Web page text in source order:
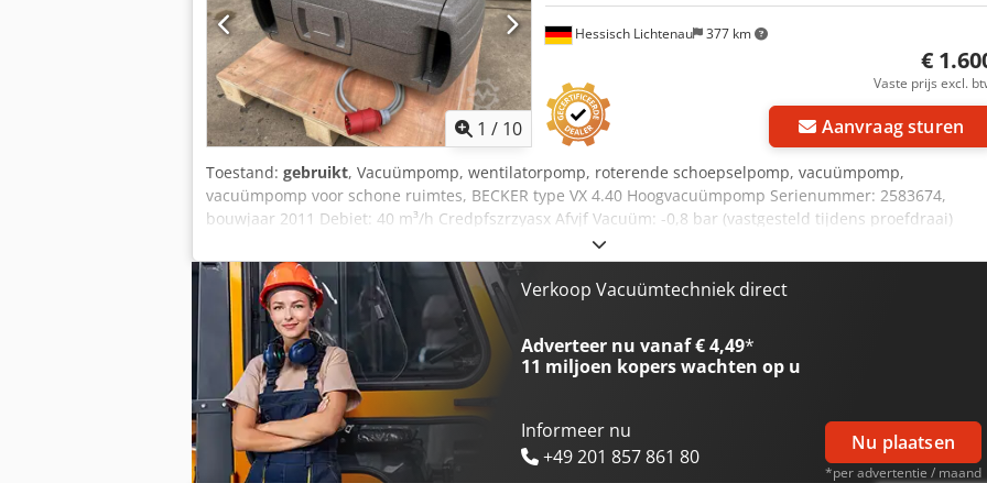
1 / 10
Hessisch Lichtenau 377 km
€
Vaste prijs excl.
Aanvraag sturen
Toestand: gebruikt, Vacuümpomp, wentilatorpomp, roterende schoepselpomp, vacuümpomp,
vacuümpomp voor schone ruimtes, BECKER type VX 4.40 Hoogvacuümpomp Serienummer: 2583674,
bouwjaar 2011 Debiet: 40 m³/h Credpfszrzyasx Afvjf Vacuüm: -0,8 bar (vastgesteld tijdens proefdraai)
Vacuüm: -0,9 bar (fabrieksspecificatie) Zuigaansluiting: G 3/4" Motortoerental: 1420 tpm Motorvermogen:
1,25 kW Netspanning: 400 volt, 50 Hz - droogloopveilig, olievrije roterende schoepselvacuümpomp -
geluidsisolatie van polystyreen (piepschuim) Afmetingen met geluidsisolerende behuizing (L x B x H): 820
x 460 x 350 mm Afmetingen zonder geluidsisolerende behuizing (L x B x H): 540 x 250 x 280 mm Gewicht:
45 kg zeer goede staat
Verkoop Vacuümtechniek direct
Adverteer nu vanaf € 4,49*
11 miljoen koperswachten op u
Informeer nu
+49 201 857 861 80
Nu plaatsen
*per advertentie / maand